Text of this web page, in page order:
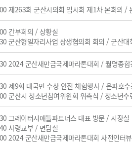
제263회 군산시의회 임시회 제1차 본회의 /
간부회의 / 상황실
군산형일자리사업 상생협의회 회의 / 군산대
2024 군산새만금국제마라톤대회 / 월명종합
제9회 대국민 수상 안전 체험행사 / 은파호수
군산시 청소년참여위원회 위촉식 / 청소년수
그레이터시애틀파트너스 대표 방문 / 시장실
사령교부 / 면담실
2024 군산새만금국제마라톤대회 사전인터